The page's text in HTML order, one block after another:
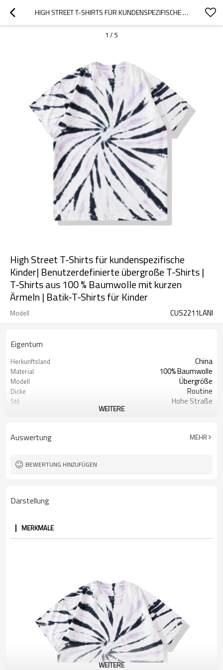
HIGH STREET T-SHIRTS FÜR KUNDENSPEZIFISCHE KINDER| BENUTZERDEFINIERTE ÜBERGROSSE T-SHIRTS | T-SHIRTS AUS 100 % BAUMWOLLE MIT KURZEN ÄRMELN | BATIK-T-SHIRTS FÜR KINDER
1 / 5
High Street T-Shirts für kundenspezifische
Kinder| Benutzerdefinierte übergroße T-Shirts |
T-Shirts aus 100 % Baumwolle mit kurzen
Ärmeln | Batik-T-Shirts für Kinder
Modell CUS2211LANI
Eigentum
Herkunftsland China
Material 100% Baumwolle
Modell Übergröße
Dicke Routine
Stil Hohe Straße
WEITERE
Auswertung MEHR
BEWERTUNG HINZUFÜGEN
Darstellung
MERKMALE
WEITERE